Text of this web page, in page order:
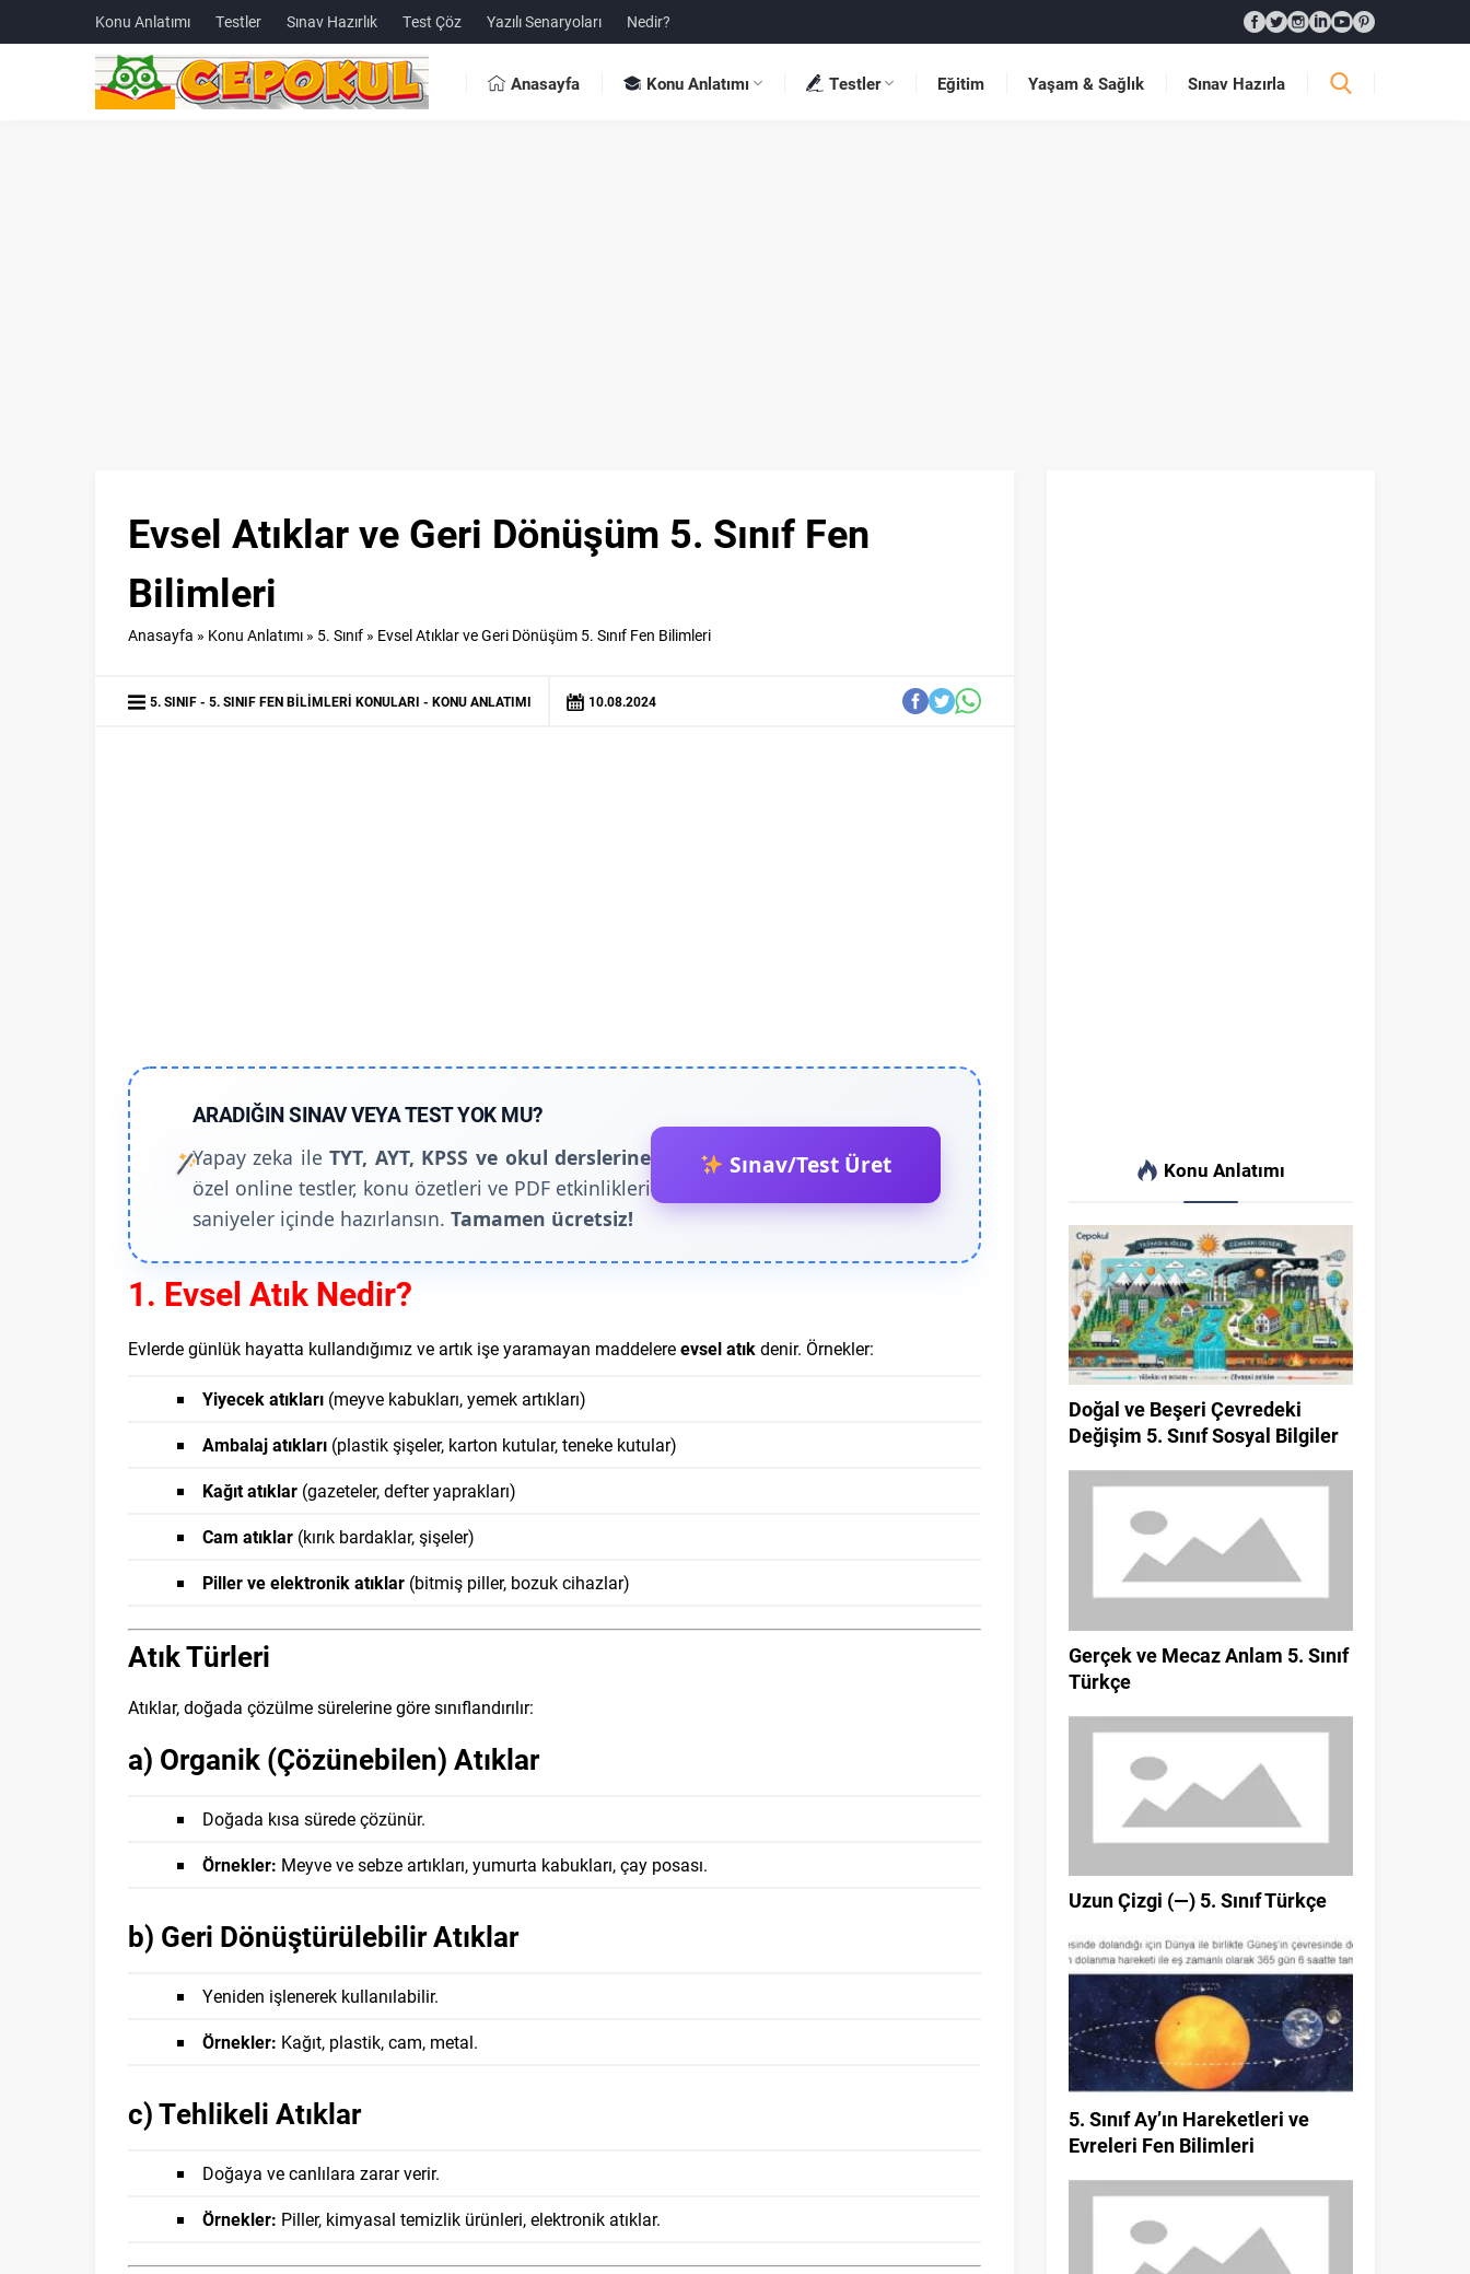
Konu Anlatımı Testler Sınav Hazırlık Test Çöz Yazılı Senaryoları Nedir?
Anasayfa Konu Anlatımı Testler Eğitim Yaşam & Sağlık Sınav Hazırla
Evsel Atıklar ve Geri Dönüşüm 5. Sınıf Fen
Bilimleri
Anasayfa » Konu Anlatımı » 5. Sınıf » Evsel Atıklar ve Geri Dönüşüm 5. Sınıf Fen Bilimleri
5. SINIF 5. SINIF FEN BILIMLERI KONULARI KONU ANLATIMI 10.08.2024
ARADIĞIN SINAV VEYA TEST YOK MU?
Yapay zeka ileTYT, AYT, KPSS ve okul derslerine
özel online testler, konu özetleri ve PDF etkinlikleri
saniyeler içinde hazırlansın. Tamamen ücretsiz!
Sınav/Test Üret
1. Evsel Atık Nedir?
Evlerde günlük hayatta kullandığımız ve artık işe yaramayan maddelereevsel atıkdenir. Örnekler:
Yiyecek atıkları (meyve kabukları, yemek artıkları)
Ambalaj atıkları (plastik şişeler, karton kutular, teneke kutular)
Kağıt atıklar (gazeteler, defter yaprakları)
Cam atıklar (kırık bardaklar, şişeler)
Piller ve elektronik atıklar (bitmiş piller, bozuk cihazlar)
Atık Türleri
Atıklar, doğada çözülme sürelerine göre sınıflandırılır:
a) Organik (Çözünebilen) Atıklar
Doğada kısa sürede çözünür.
Örnekler: Meyve ve sebze artıkları, yumurta kabukları, çay posası.
b) Geri Dönüştürülebilir Atıklar
Yeniden işlenerek kullanılabilir.
Örnekler: Kağıt, plastik, cam, metal.
c) Tehlikeli Atıklar
Doğaya ve canlılara zarar verir.
Örnekler: Piller, kimyasal temizlik ürünleri, elektronik atıklar.
Konu Anlatımı
Doğal ve Beşeri Çevredeki
Değişim 5. Sınıf Sosyal Bilgiler
Gerçek ve Mecaz Anlam 5. Sınıf
Türkçe
Uzun Çizgi (—) 5. Sınıf Türkçe
5. Sınıf Ay’ın Hareketleri ve
Evreleri Fen Bilimleri